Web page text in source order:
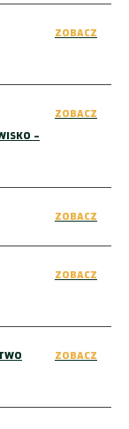
ZOBACZ
–
ZOBACZ
ZOBACZ
ZOBACZ
ZOBACZ